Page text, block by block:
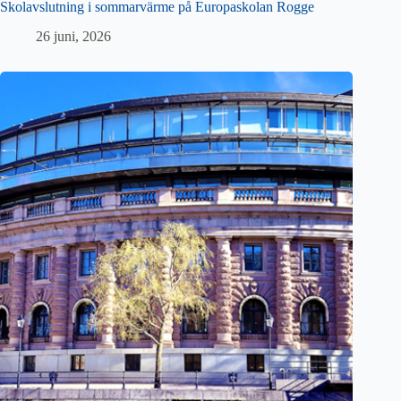
Skolavslutning i sommarvärme på Europaskolan Rogge
26 juni, 2026